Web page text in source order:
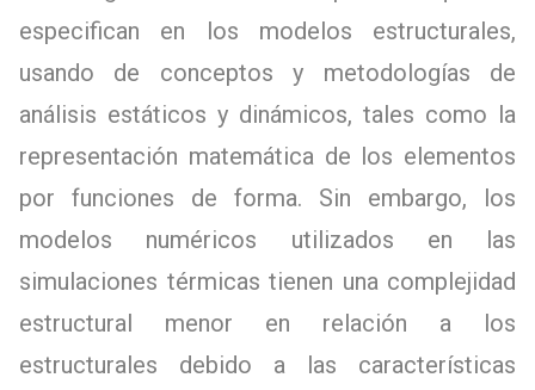
especifican en los modelos estructurales,
usando de conceptos y metodologías de
análisis estáticos y dinámicos, tales como la
representación matemática de los elementos
por funciones de forma. Sin embargo, los
modelos numéricos utilizados en las
simulaciones térmicas tienen una complejidad
estructural menor en relación a los
estructurales debido a las características